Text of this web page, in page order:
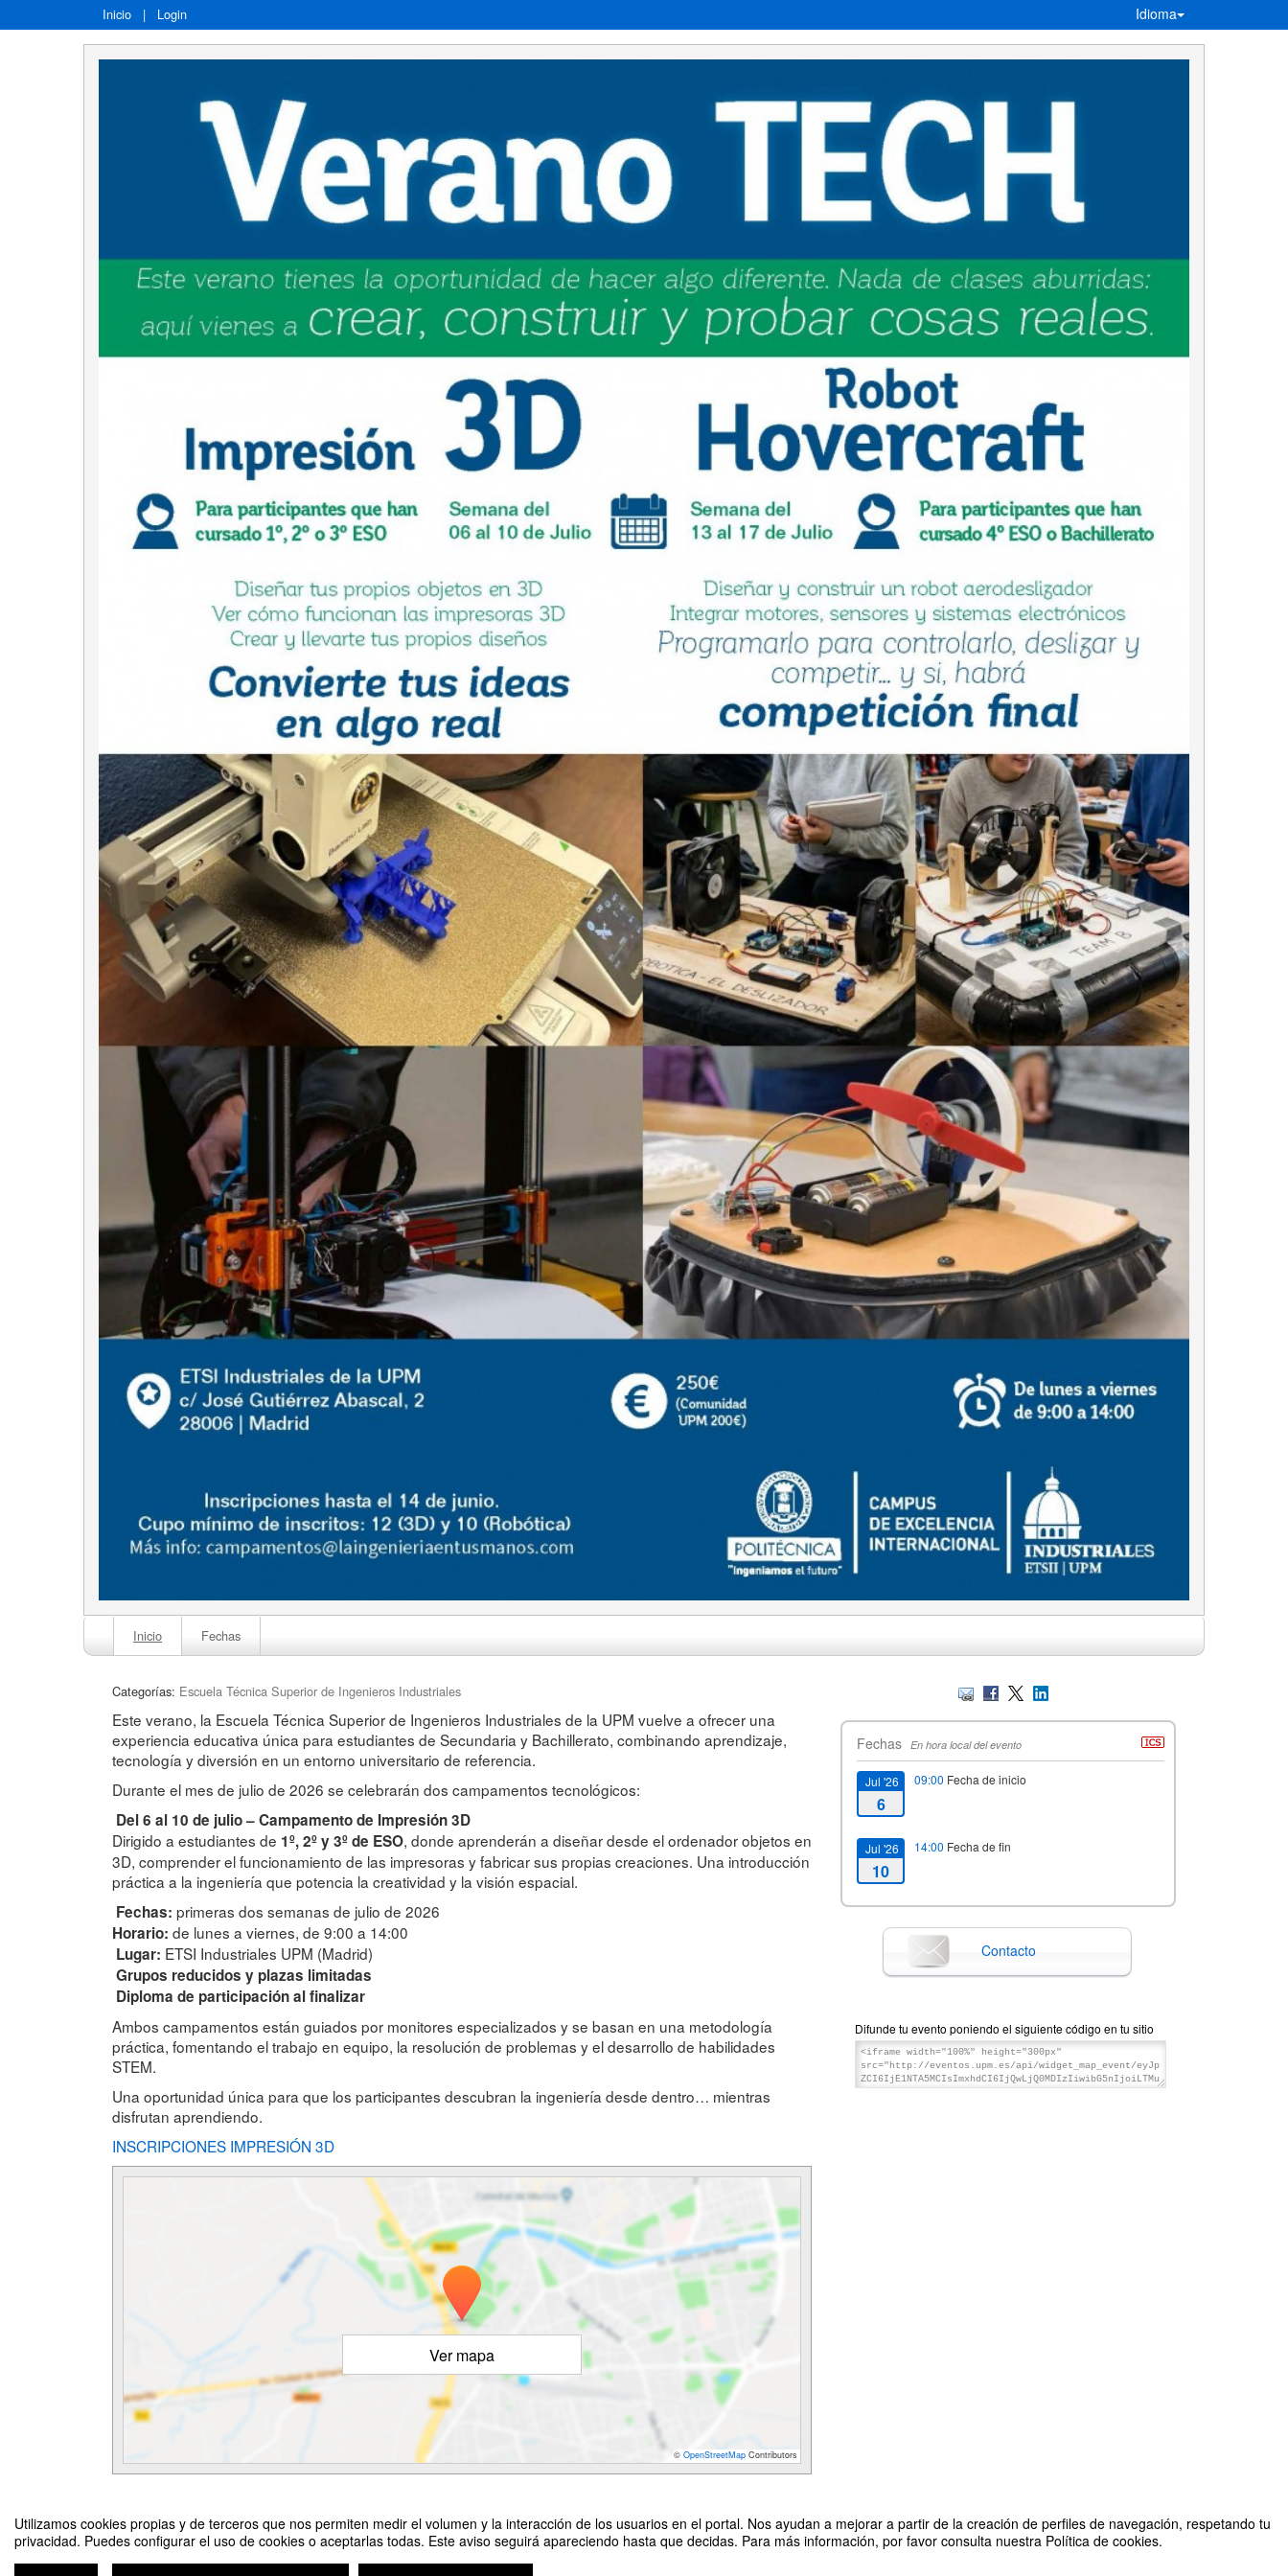
Utilizamos cookies propias y de terceros que nos permiten medir el volumen y la interacción de los usuarios en el portal. Nos ayudan a mejorar a partir de la creación de perfiles de navegación, respetando tu
privacidad. Puedes configurar el uso de cookies o aceptarlas todas. Este aviso seguirá apareciendo hasta que decidas. Para más información, por favor consulta nuestra Política de cookies.
Inicio | Login Idioma
Inicio Fechas
Categorías: Escuela Técnica Superior de Ingenieros Industriales
Este verano, la Escuela Técnica Superior de Ingenieros Industriales de la UPM vuelve a ofrecer una
experiencia educativa única para estudiantes de Secundaria y Bachillerato, combinando aprendizaje,
tecnología y diversión en un entorno universitario de referencia.
Durante el mes de julio de 2026 se celebrarán dos campamentos tecnológicos:
Del 6 al 10 de julio – Campamento de Impresión 3D
Dirigido a estudiantes de 1º, 2º y 3º de ESO, donde aprenderán a diseñar desde el ordenador objetos en
3D, comprender el funcionamiento de las impresoras y fabricar sus propias creaciones. Una introducción
práctica a la ingeniería que potencia la creatividad y la visión espacial.
Fechas: primeras dos semanas de julio de 2026
Horario: de lunes a viernes, de 9:00 a 14:00
Lugar: ETSI Industriales UPM (Madrid)
Grupos reducidos y plazas limitadas
Diploma de participación al finalizar
Ambos campamentos están guiados por monitores especializados y se basan en una metodología
práctica, fomentando el trabajo en equipo, la resolución de problemas y el desarrollo de habilidades
STEM.
Una oportunidad única para que los participantes descubran la ingeniería desde dentro… mientras
disfrutan aprendiendo.
INSCRIPCIONES IMPRESIÓN 3D
Ver mapa
© OpenStreetMap Contributors
Fechas En hora local del evento
Jul '26
6
09:00 Fecha de inicio
Jul '26
10
14:00 Fecha de fin
Contacto
Difunde tu evento poniendo el siguiente código en tu sitio
Campamento de Impresión 3D